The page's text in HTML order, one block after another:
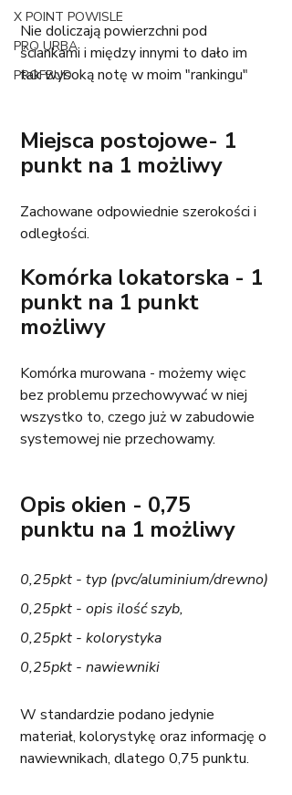
X POINT POWISLE
PRO URBA
PROFBUD
Nie doliczają powierzchni pod
ściankami i między innymi to dało im
tak wysoką notę w moim "rankingu"
Miejsca postojowe- 1
punkt na 1 możliwy
Zachowane odpowiednie szerokości i
odległości.
Komórka lokatorska - 1
punkt na 1 punkt
możliwy
Komórka murowana - możemy więc
bez problemu przechowywać w niej
wszystko to, czego już w zabudowie
systemowej nie przechowamy.
Opis okien - 0,75
punktu na 1 możliwy
0,25pkt - typ (pvc/aluminium/drewno)
0,25pkt - opis ilość szyb,
0,25pkt - kolorystyka
0,25pkt - nawiewniki
W standardzie podano jedynie
materiał, kolorystykę oraz informację o
nawiewnikach, dlatego 0,75 punktu.